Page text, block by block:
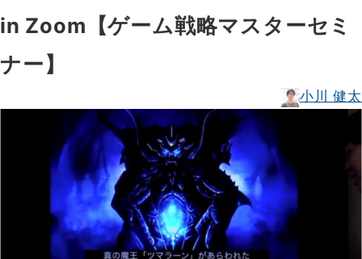
in Zoom【ゲーム戦略マスターセミ
ナー】
小川 健太